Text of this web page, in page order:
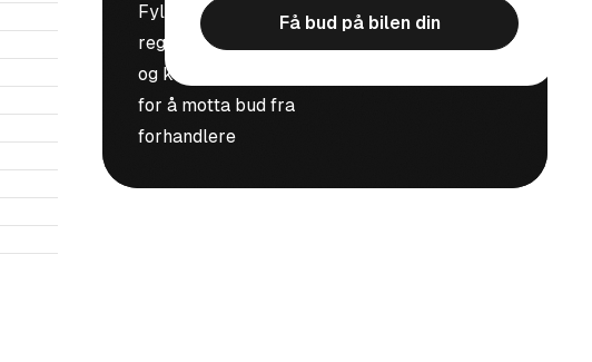
Fyll inn
registreringsnummer
og kilometerstand
for å motta bud fra
forhandlere
Få bud på bilen din